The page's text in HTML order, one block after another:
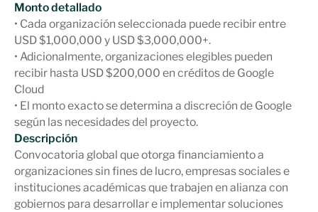
Monto detallado
• Cada organización seleccionada puede recibir entre
USD $1,000,000 y USD $3,000,000+.
• Adicionalmente, organizaciones elegibles pueden
recibir hasta USD $200,000 en créditos de Google
Cloud
• El monto exacto se determina a discreción de Google
según las necesidades del proyecto.
Descripción
Convocatoria global que otorga financiamiento a
organizaciones sin fines de lucro, empresas sociales e
instituciones académicas que trabajen en alianza con
gobiernos para desarrollar e implementar soluciones